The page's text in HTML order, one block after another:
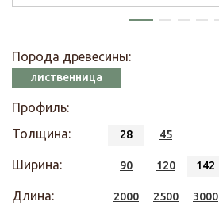
Порода древесины:
лиственница
Профиль:
Толщина:
28 45
Ширина: 90 120 142
Длина: 2000 2500 3000